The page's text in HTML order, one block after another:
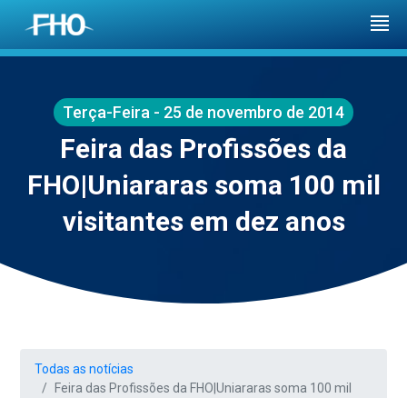
Terça-Feira - 25 de novembro de 2014
Feira das Profissões da
FHO|Uniararas soma 100 mil
visitantes em dez anos
Todas as notícias
Feira das Profissões da FHO|Uniararas soma 100 mil